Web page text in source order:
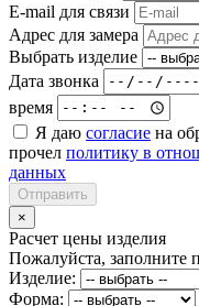
E-mail для связи
Адрес для замера
Выбрать изделие
Дата звонка
время
Я даю согласие на
прочел политику в
данных
Отправить
×
Расчет цены изделия
Пожалуйста, заполните
Изделие:
Форма: